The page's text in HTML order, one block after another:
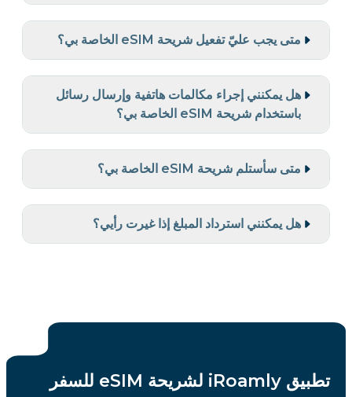
متى يجب عليّ تفعيل شريحة eSIM الخاصة بي؟
هل يمكنني إجراء مكالمات هاتفية وإرسال رسائل
باستخدام شريحة eSIM الخاصة بي؟
متى سأستلم شريحة eSIM الخاصة بي؟
هل يمكنني استرداد المبلغ إذا غيرت رأيي؟
تطبيق iRoamly لشريحة eSIM للسفر